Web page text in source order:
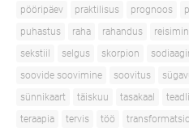
pööripäev
praktilisus prognoos
puhastus
raha rahandus
sekstiil
selgus skorpion
soovide soovimine
soovitus
sünnikaart
täiskuu tasakaal
teraapia
tervis töö